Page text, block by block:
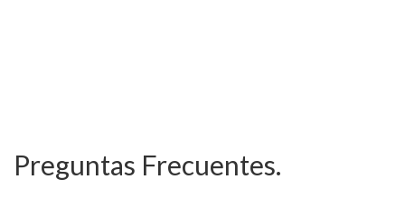
Preguntas Frecuentes.